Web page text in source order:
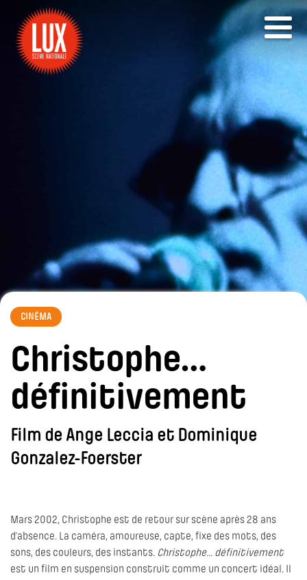
CINÉMA
Christophe…
définitivement
Film de Ange Leccia et Dominique
Gonzalez-Foerster
Mars 2002, Christophe est de retour sur scène après 28 ans
d’absence. La caméra, amoureuse, capte, fixe des mots, des
sons, des couleurs, des instants. Christophe… définitivement
est un film en suspension construit comme un concert idéal. Il